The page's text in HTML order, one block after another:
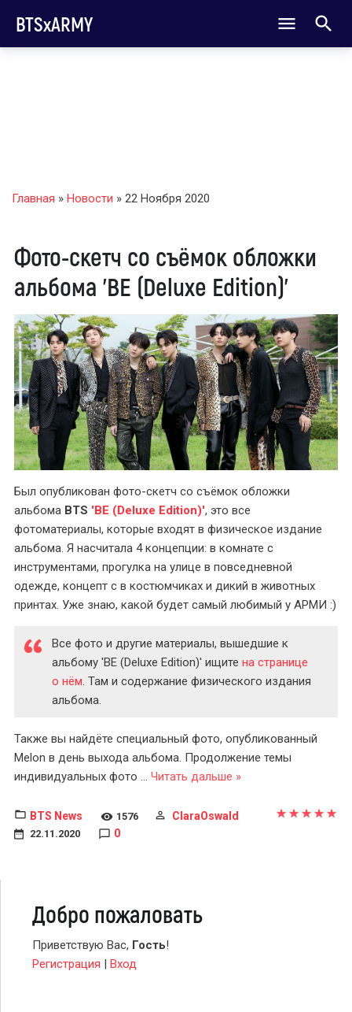
BTSxARMY
Главная » Новости » 22 Ноября 2020
Фото-скетч со съёмок обложки
альбома 'BE (Deluxe Edition)'
Был опубликован фото-скетч со съёмок обложки
альбома BTS 'BE (Deluxe Edition)', это все
фотоматериалы, которые входят в физическое издание
альбома. Я насчитала 4 концепции: в комнате с
инструментами, прогулка на улице в повседневной
одежде, концепт с в костюмчиках и дикий в животных
принтах. Уже знаю, какой будет самый любимый у АРМИ :)
Все фото и другие материалы, вышедшие к
альбому 'BE (Deluxe Edition)' ищите на странице
о нём. Там и содержание физического издания
альбома.
Также вы найдёте специальный фото, опубликованный
Melon в день выхода альбома. Продолжение темы
индивидуальных фото ... Читать дальше »
BTS News 1576 ClaraOswald
22.11.2020 0
Добро пожаловать
Приветствую Вас, Гость!
Регистрация | Вход